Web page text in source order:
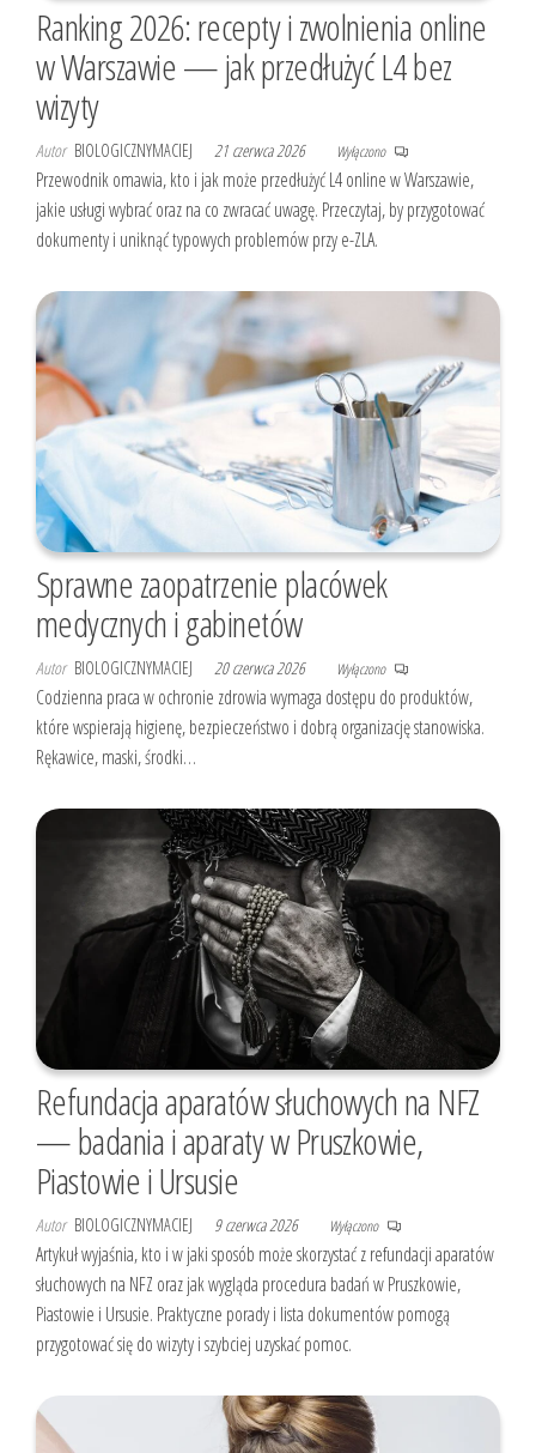
Ranking 2026: recepty i zwolnienia online
w Warszawie — jak przedłużyć L4 bez
wizyty
Autor BIOLOGICZNYMACIEJ 21 czerwca 2026 Wyłączono
Przewodnik omawia, kto i jak może przedłużyć L4 online w Warszawie,
jakie usługi wybrać oraz na co zwracać uwagę. Przeczytaj, by przygotować
dokumenty i uniknąć typowych problemów przy e-ZLA.
Sprawne zaopatrzenie placówek
medycznych i gabinetów
Autor BIOLOGICZNYMACIEJ 20 czerwca 2026 Wyłączono
Codzienna praca w ochronie zdrowia wymaga dostępu do produktów,
które wspierają higienę, bezpieczeństwo i dobrą organizację stanowiska.
Rękawice, maski, środki…
Refundacja aparatów słuchowych na NFZ
— badania i aparaty w Pruszkowie,
Piastowie i Ursusie
Autor BIOLOGICZNYMACIEJ 9 czerwca 2026 Wyłączono
Artykuł wyjaśnia, kto i w jaki sposób może skorzystać z refundacji aparatów
słuchowych na NFZ oraz jak wygląda procedura badań w Pruszkowie,
Piastowie i Ursusie. Praktyczne porady i lista dokumentów pomogą
przygotować się do wizyty i szybciej uzyskać pomoc.